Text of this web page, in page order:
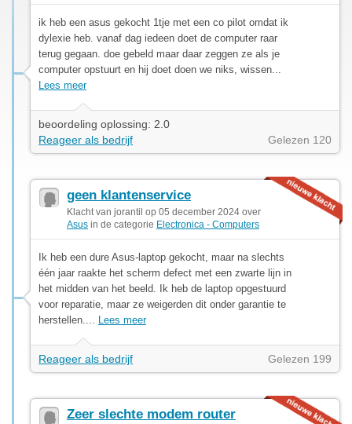
ik heb een asus gekocht 1tje met een co pilot omdat ik
dylexie heb. vanaf dag iedeen doet de computer raar
terug gegaan. doe gebeld maar daar zeggen ze als je
computer opstuurt en hij doet doen we niks, wissen...
Lees meer
beoordeling oplossing: 2.0
Reageer als bedrijf
Gelezen 120
geen klantenservice
Klacht van jorantil op 05 december 2024 over
Asus in de categorie Electronica - Computers
Ik heb een dure Asus-laptop gekocht, maar na slechts
één jaar raakte het scherm defect met een zwarte lijn in
het midden van het beeld. Ik heb de laptop opgestuurd
voor reparatie, maar ze weigerden dit onder garantie te
herstellen.... Lees meer
Reageer als bedrijf Gelezen 199
Zeer slechte modem router